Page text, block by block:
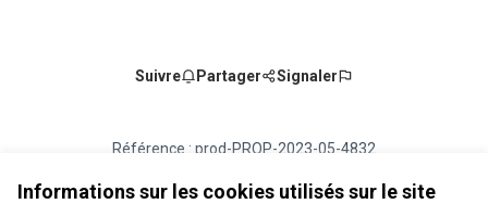
Informations sur les cookies utilisés sur le site
Suivre Partager Signaler
Référence : prod-PROP-2023-05-4832
Vérifiez l'empreinte numérique